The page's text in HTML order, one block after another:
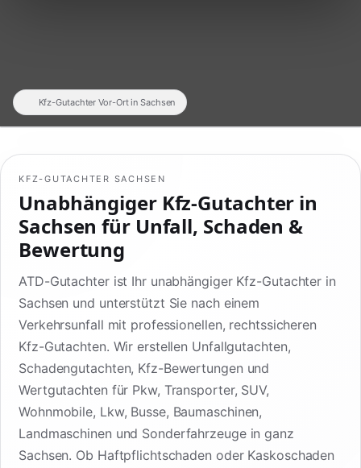
KFZ-GUTACHTER SACHSEN
Unabhängiger Kfz-Gutachter in
Sachsen für Unfall, Schaden &
Bewertung
ATD-Gutachter ist Ihr unabhängiger Kfz-Gutachter in
Sachsen und unterstützt Sie nach einem
Verkehrsunfall mit professionellen, rechtssicheren
Kfz-Gutachten. Wir erstellen Unfallgutachten,
Schadengutachten, Kfz-Bewertungen und
Wertgutachten für Pkw, Transporter, SUV,
Wohnmobile, Lkw, Busse, Baumaschinen,
Landmaschinen und Sonderfahrzeuge in ganz
Sachsen. Ob Haftpflichtschaden oder Kaskoschaden
Kfz-Gutachter Vor-Ort in Sachsen